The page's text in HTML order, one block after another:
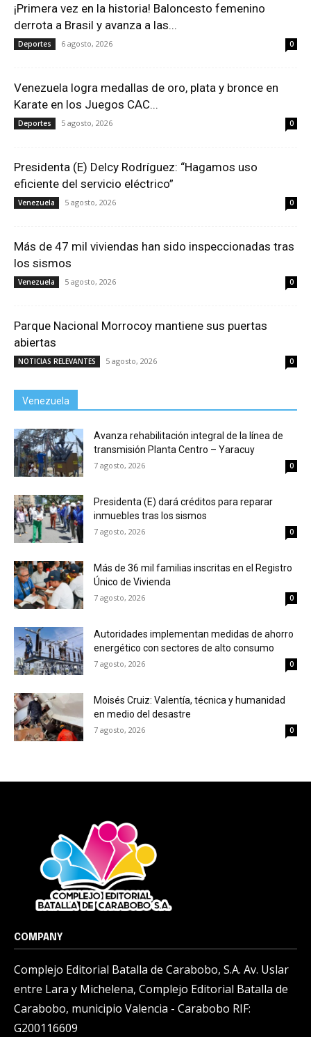
¡Primera vez en la historia! Baloncesto femenino
derrota a Brasil y avanza a las...
Deportes 6 agosto, 2026 0
Venezuela logra medallas de oro, plata y bronce en
Karate en los Juegos CAC...
Deportes 5 agosto, 2026 0
Presidenta (E) Delcy Rodríguez: “Hagamos uso
eficiente del servicio eléctrico”
Venezuela 5 agosto, 2026 0
Más de 47 mil viviendas han sido inspeccionadas tras
los sismos
Venezuela 5 agosto, 2026 0
Parque Nacional Morrocoy mantiene sus puertas
abiertas
NOTICIAS RELEVANTES 5 agosto, 2026 0
Venezuela
Avanza rehabilitación integral de la línea de
transmisión Planta Centro – Yaracuy
7 agosto, 2026 0
Presidenta (E) dará créditos para reparar
inmuebles tras los sismos
7 agosto, 2026 0
Más de 36 mil familias inscritas en el Registro
Único de Vivienda
7 agosto, 2026 0
Autoridades implementan medidas de ahorro
energético con sectores de alto consumo
7 agosto, 2026 0
Moisés Cruiz: Valentía, técnica y humanidad
en medio del desastre
7 agosto, 2026 0
COMPANY
Complejo Editorial Batalla de Carabobo, S.A. Av. Uslar
entre Lara y Michelena, Complejo Editorial Batalla de
Carabobo, municipio Valencia - Carabobo RIF:
G200116609